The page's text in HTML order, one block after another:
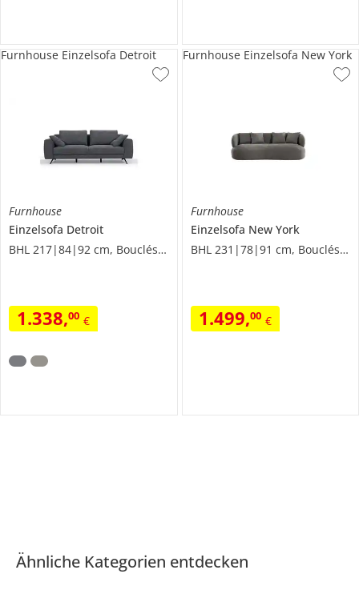
Furnhouse
Einzelsofa Detroit
BHL 217|84|92 cm, Boucléstoff
1.338,00 €
Furnhouse Einzelsofa Detroit
Furnhouse
Einzelsofa New York
BHL 231|78|91 cm, Boucléstoff
1.499,00 €
Furnhouse Einzelsofa New York
Ähnliche Kategorien entdecken